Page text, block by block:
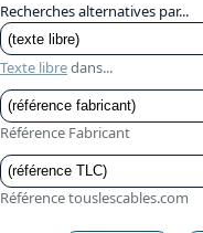
Recherches alternatives par...
Texte libredans...
Référence Fabricant
Référence touslescables.com